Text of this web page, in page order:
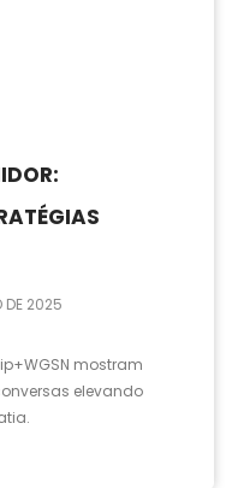
DE 2025
mostram
elevando